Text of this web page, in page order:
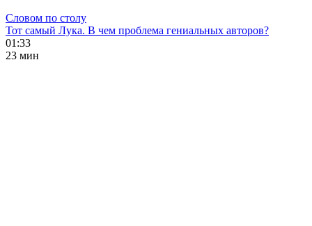
Словом по столу
Тот самый Лука. В чем проблема гениальных авторов?
01:33
23 мин